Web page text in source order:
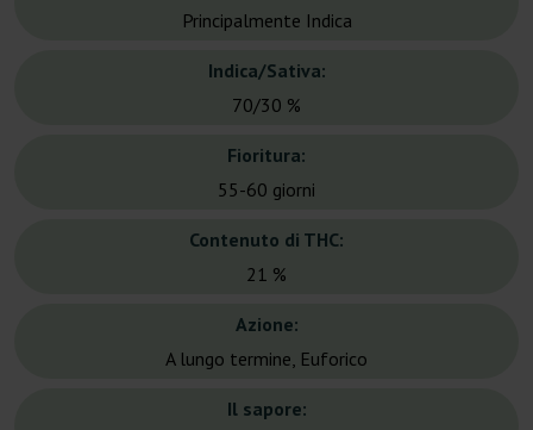
Principalmente Indica
Indica/Sativa:
70/30 %
Fioritura:
55-60 giorni
Contenuto di THC:
21 %
Azione:
A lungo termine, Euforico
Il sapore: